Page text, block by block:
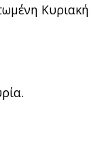
Κυριακή